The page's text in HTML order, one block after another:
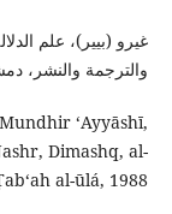
غيرو (بيير)، علم
والترجمة والنشر،
ʻAyyāshī,
Dimashq, al-
al-ūlá, 1988.